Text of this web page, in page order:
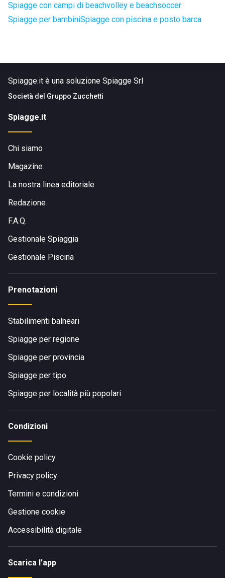
Spiagge con campi di beachvolley e beachsoccer
Spiagge per bambiniSpiagge con piscina e posto barca
Spiagge.it è una soluzione Spiagge Srl
Società del Gruppo Zucchetti
Spiagge.it
Chi siamo
Magazine
La nostra linea editoriale
Redazione
F.A.Q.
Gestionale Spiaggia
Gestionale Piscina
Prenotazioni
Stabilimenti balneari
Spiagge per regione
Spiagge per provincia
Spiagge per tipo
Spiagge per località più popolari
Condizioni
Cookie policy
Privacy policy
Termini e condizioni
Gestione cookie
Accessibilità digitale
Scarica l'app